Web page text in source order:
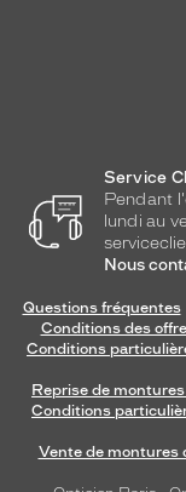
Service
Pendant
lundi au
Nous
Questions fréquentes
Conditions des
Conditions
Reprise de
Conditions
Vente de montures